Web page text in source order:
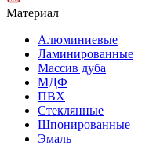
Материал
Алюминиевые
Ламинированные
Массив дуба
МДФ
ПВХ
Стеклянные
Шпонированные
Эмаль